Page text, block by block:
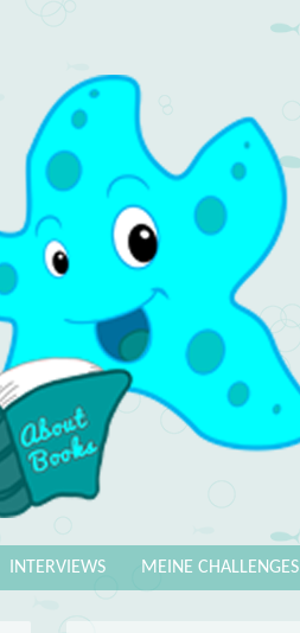
MEINE CHALLENGES
INTERVIEWS